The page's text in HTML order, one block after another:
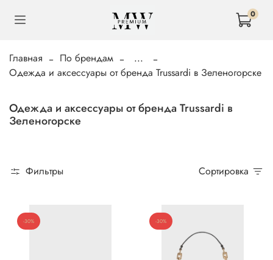
0
Главная По брендам
...
Одежда и аксессуары от бренда Trussardi в Зеленогорске
Одежда и аксессуары от бренда Trussardi в
Зеленогорске
Фильтры Сортировка
-30% -30%